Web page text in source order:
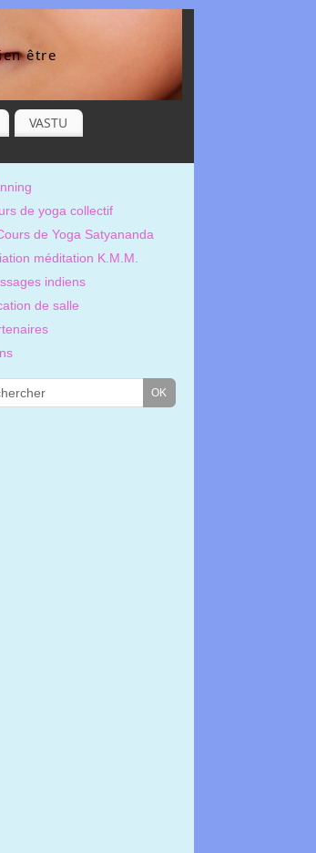
être
VASTU
de yoga collectif
de Yoga Satyananda
méditation K.M.M.
indiens
de salle